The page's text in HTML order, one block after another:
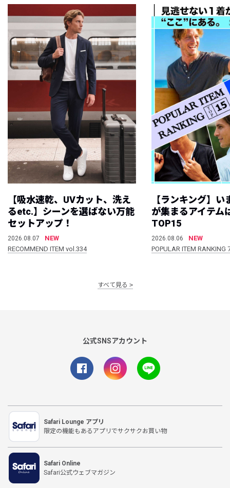
【吸水速乾、UVカット、洗え
るetc.】シーンを選ばない万能
セットアップ！
2026.08.07
NEW
RECOMMEND ITEM vol.334
【ランキング】
が集まるアイテム
TOP15
2026.08.06
NEW
POPULAR ITEM
すべて見る
公式SNSアカウント
Safari Lounge アプリ
限定の機能もあるアプリでサクサクお買い物
Safari Online
Safari公式ウェブマガジン